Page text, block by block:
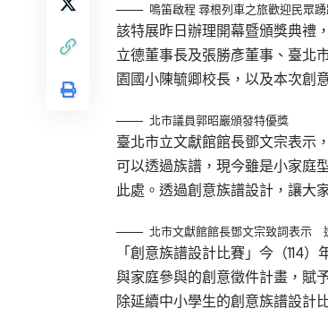
鳴笛啟程 尋根列車之旅歡迎民眾
該特展昨日辦理開幕暨頒獎典禮
立德董事長及張勝彥董事、臺北
園國小陳毓卿校長，以及本次創
北市議員郭昭巖頒發特優獎
臺北市立文獻館館長鄧文宗表示
可以透過族譜，現今雖是小家庭
此處。透過創意族譜設計，讓大
北市文獻館館長鄧文宗致詞表示
「創意族譜設計比賽」今（114
與家庭參與的創意徵件計畫，賦
除延續中小學生的創意族譜設計